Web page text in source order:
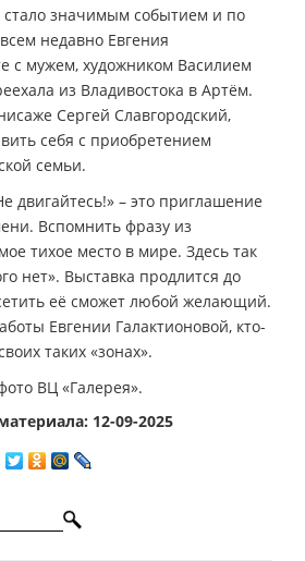
значимым событием и по
недавно Евгения
с мужем, художником Василием
из Владивостока в Артём.
Сергей Славгородский,
себя с приобретением
семьи.
двигайтесь!» – это приглашение
Вспомнить фразу из
тихое место в мире. Здесь так
нет». Выставка продлится до
её сможет любой желающий.
Евгении Галактионовой, кто-
таких «зонах».
ВЦ «Галерея».
12-09-2025